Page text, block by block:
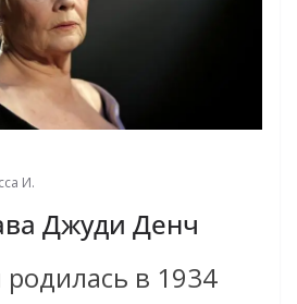
И.
Джуди Денч
в 1934